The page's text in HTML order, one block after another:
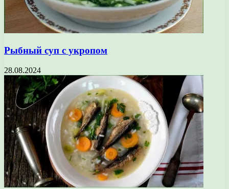
Рыбный суп с укропом
28.08.2024